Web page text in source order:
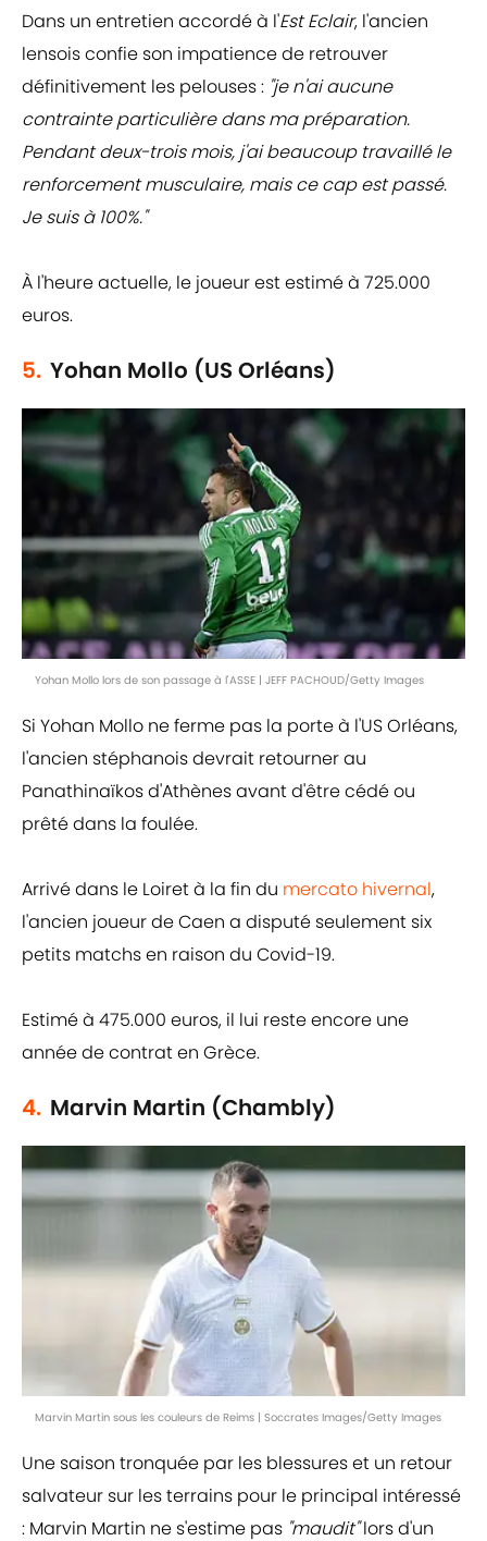
Dans un entretien accordé à l'Est Eclair, l'ancien
lensois confie son impatience de retrouver
définitivement les pelouses : "je n'ai aucune
contrainte particulière dans ma préparation.
Pendant deux-trois mois, j'ai beaucoup travaillé le
renforcement musculaire, mais ce cap est passé.
Je suis à 100%."
À l'heure actuelle, le joueur est estimé à 725.000
euros.
5. Yohan Mollo (US Orléans)
Yohan Mollo lors de son passage à l'ASSE | JEFF PACHOUD/Getty Images
Si Yohan Mollo ne ferme pas la porte à l'US Orléans,
l'ancien stéphanois devrait retourner au
Panathinaïkos d'Athènes avant d'être cédé ou
prêté dans la foulée.
Arrivé dans le Loiret à la fin du mercato hivernal,
l'ancien joueur de Caen a disputé seulement six
petits matchs en raison du Covid-19.
Estimé à 475.000 euros, il lui reste encore une
année de contrat en Grèce.
4. Marvin Martin (Chambly)
Marvin Martin sous les couleurs de Reims | Soccrates Images/Getty Images
Une saison tronquée par les blessures et un retour
salvateur sur les terrains pour le principal intéressé
: Marvin Martin ne s'estime pas "maudit"lors d'un